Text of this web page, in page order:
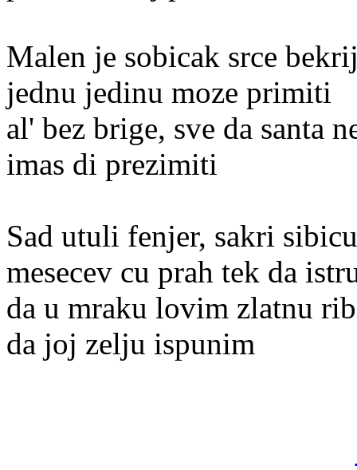
Malen je sobicak srce
jednu jedinu moze primiti
al' bez brige, sve da santa
imas di prezimiti
Sad utuli fenjer, sakri sibicu
mesecev cu prah tek da
da u mraku lovim zlatnu
da joj zelju ispunim